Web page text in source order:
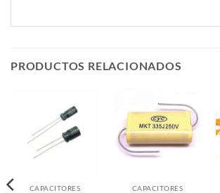
PRODUCTOS RELACIONADOS
CAPACITORES CAPACITORES